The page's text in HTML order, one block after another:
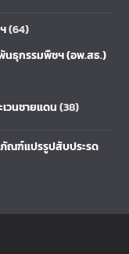
(64)
นธุกรรมพืชฯ (อพ.สธ.)
เวนชายแดน(38)
ณฑ์แปรรูปสับประรด